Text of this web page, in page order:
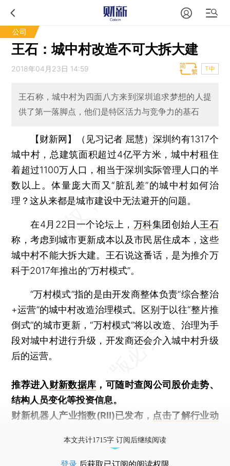
公司
王石：城中村改造不可大拆大建
2018年04月23日 14:59 T中
王石称，城中村为四面八方来到深圳追求梦想的人提
供了第一落脚点，他们是特区活力与竞争力的基石
【财新网】（见习记者 屈慧）深圳约有1317个
城中村，总建筑面积超过4亿平方米，城中村租住
着超过1100万人口，相当于深圳实际管理人口的半
数以上。体量庞大而又“脏乱差”的城中村如何治
理？这从来都是城市建设中无法避开的问题。
在4月22日一个论坛上， 万科集团创始人 王石
称，考虑到城市更新成本以及市民居住成本，这些
城中村不能大拆大建。王石说这番话，是为推介万
科于2017年推出的“万村模式”。
“万村模式”指的是由开发商整体负责“综合整治
+运营”的城中村改造治理模式。区别于以往“整片推
倒式”的城市更新，“万村模式”将以改造、治理为手
段对城中村进行升级，开发商还会介入城中村升级
后的运营。
推荐进入财新数据库 ，可随时查阅公司股价走势、
结构人员变化等投资信息。
财新机器人产业指数(RII)已发布， 点击了解行业动
本文共计1715字 订阅后继续阅读
登录 后获取已订阅的阅读权限